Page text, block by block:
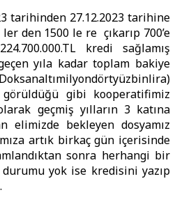
tarihinden 27.12.2023 tarihine
den 1500 le re çıkarıp 700’e
kredi sağlamış
yıla kadar toplam bakiye
gibi kooperatifimiz
geçmiş yılların 3 katına
elimizde bekleyen dosyamız
artık birkaç gün içerisinde
sonra herhangi bir
yok ise kredisini yazıp